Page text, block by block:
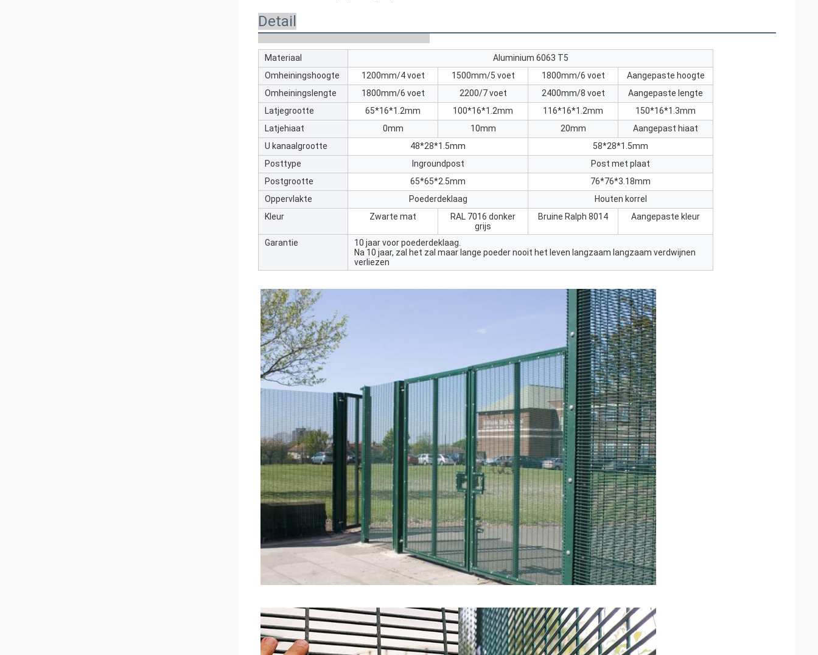
Detail
Materiaal
Aluminium 6063 T5
Omheiningshoogte
1200mm/4 voet 1500mm/5 voet 1800mm/6 voet
Aangepaste hoogte
Omheiningslengte
1800mm/6 voet 2200/7 voet 2400mm/8 voet
Aangepaste lengte
Latjegrootte
65*16*1.2mm 100*16*1.2mm 116*16*1.2mm
150*16*1.3mm
Latjehiaat
0mm 10mm 20mm
Aangepast hiaat
U kanaalgrootte
48*28*1.5mm
58*28*1.5mm
Posttype
Ingroundpost
Post met plaat
Postgrootte
65*65*2.5mm
76*76*3.18mm
Oppervlakte
Poederdeklaag
Houten korrel
Kleur
Zwarte mat
RAL 7016 donker
grijs
Bruine Ralph 8014 Aangepaste kleur
Garantie
10 jaar voor poederdeklaag.
Na 10 jaar, zal het zal maar lange poeder nooit het leven langzaam langzaam verdwijnen
verliezen